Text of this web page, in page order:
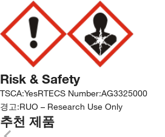
Risk & Safety
TSCA:YesRTECS Number:AG3325000
경고:RUO – Research Use Only
추천 제품